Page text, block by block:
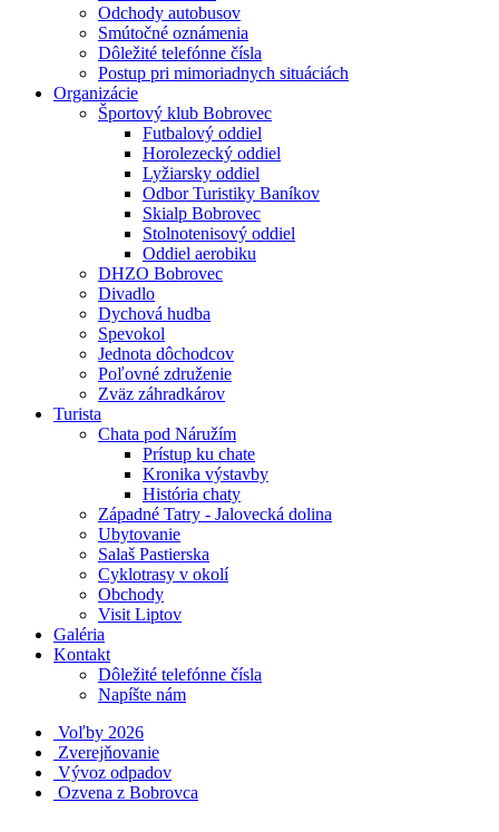
Odchody autobusov
Smútočné oznámenia
Dôležité telefónne čísla
Postup pri mimoriadnych situáciách
Organizácie
Športový klub Bobrovec
Futbalový oddiel
Horolezecký oddiel
Lyžiarsky oddiel
Odbor Turistiky Baníkov
Skialp Bobrovec
Stolnotenisový oddiel
Oddiel aerobiku
DHZO Bobrovec
Divadlo
Dychová hudba
Spevokol
Jednota dôchodcov
Poľovné združenie
Zväz záhradkárov
Turista
Chata pod Náružím
Prístup ku chate
Kronika výstavby
História chaty
Západné Tatry - Jalovecká dolina
Ubytovanie
Salaš Pastierska
Cyklotrasy v okolí
Obchody
Visit Liptov
Galéria
Kontakt
Dôležité telefónne čísla
Napíšte nám
Voľby 2026
Zverejňovanie
Vývoz odpadov
Ozvena z Bobrovca